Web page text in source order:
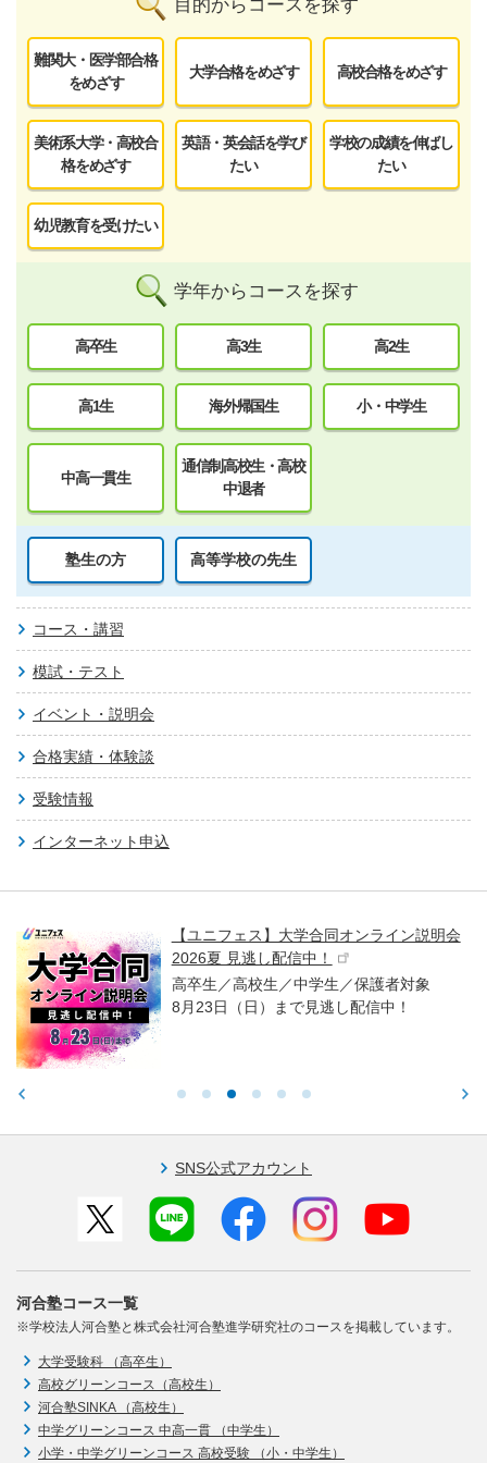
目的からコースを探す
難関大・医学部合格
をめざす
大学合格をめざす 高校合格をめざす
美術系大学・高校合
格をめざす
英語・英会話を学び
たい
学校の成績を伸ばし
たい
幼児教育を受けたい
学年からコースを探す
高卒生 高3生 高2生
高1生 海外帰国生 小・中学生
中高一貫生
通信制高校生・高校
中退者
塾生の方 高等学校の先生
コース・講習
模試・テスト
イベント・説明会
合格実績・体験談
受験情報
インターネット申込
【ユニフェス】大学合同オンライン説明会
2026夏 見逃し配信中！
高卒生／高校生／中学生／保護者対象
8月23日（日）まで見逃し配信中！
SNS公式アカウント
河合塾コース一覧
※学校法人河合塾と株式会社河合塾進学研究社のコースを掲載しています。
大学受験科 （高卒生）
高校グリーンコース（高校生）
河合塾SINKA （高校生）
中学グリーンコース 中高一貫 （中学生）
小学・中学グリーンコース 高校受験 （小・中学生）